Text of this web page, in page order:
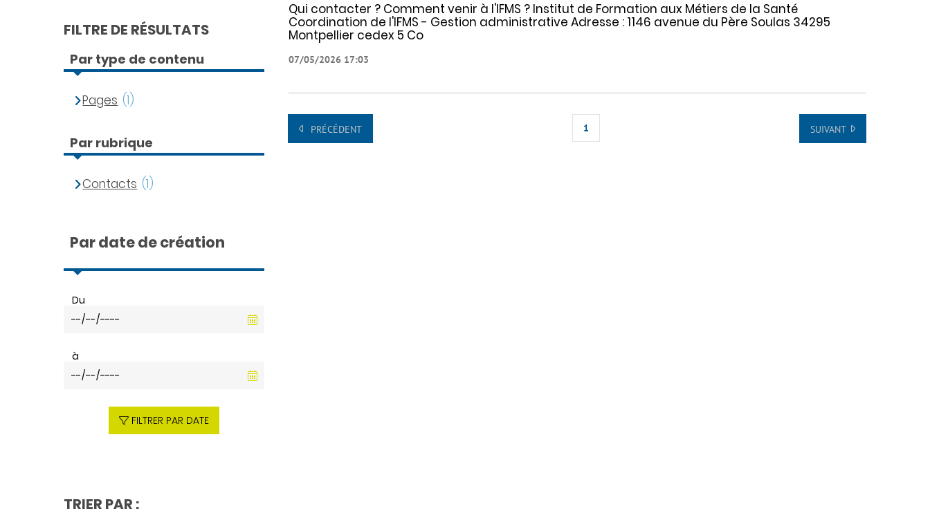
Qui contacter ? Comment venir à l'IFMS ? Institut de Formation aux Métiers de la Santé
Coordination de l'IFMS - Gestion administrative Adresse : 1146 avenue du Père Soulas 34295
Montpellier cedex 5 Co
07/05/2026 17:03
PRÉCÉDENT 1 SUIVANT
FILTRE DE RÉSULTATS
Par type de contenu
Pages (1)
Par rubrique
Contacts (1)
Par date de création
Du
à
FILTRER PAR DATE
TRIER PAR :